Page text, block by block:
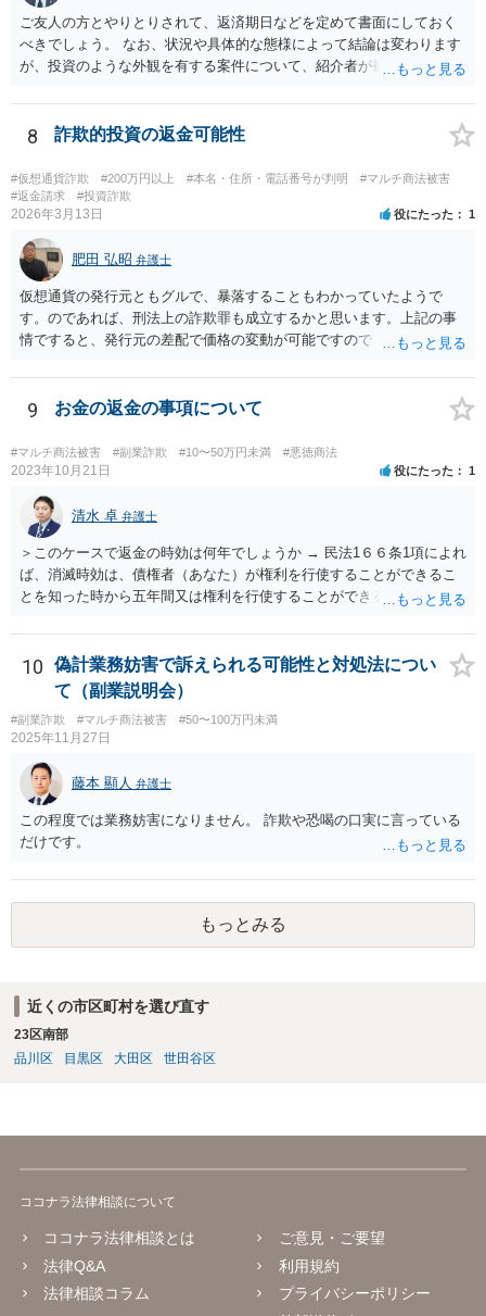
ご友人の方とやりとりされて、返済期日などを定めて書面にしておく
べきでしょう。 なお、状況や具体的な態様によって結論は変わります
が、投資のような外観を有する案件について、紹介者が被紹介者に対
8 詐欺的投資の返金可能性
#仮想通貨詐欺 #200万円以上 #本名・住所・電話番号が判明
#マルチ商法被害
#返金請求
#投資詐欺
2026年3月13日 役にたった 1
肥田 弘昭 弁護士
仮想通貨の発行元ともグルで、暴落することもわかっていたようで
す。のであれば、刑法上の詐欺罪も成立するかと思います。上記の事
情ですると、発行元の差配で価格の変動が可能ですので「投資」では
行為については、不法行為に基づく損害賠償、不当利得返還請求など
が考えられます。知人やファンドリーダーを共同不法行為者として、
9 お金の返金の事項について
#マルチ商法被害 #副業詐欺 #10〜50万円未満 #悪徳商法
2023年10月21日 役にたった 1
清水 卓 弁護士
＞このケースで返金の時効は何年でしょうか → 民法1６６条1項によれ
ば、消滅時効は、債権者（あなた）が権利を行使することができるこ
とを知った時から五年間又は権利を行使することができる時から十年
ときは、時効は更新しされ、その時から新たに進行を開始します。
「電話の音声録音やLINEで相手がお金を返金する内容の文書は残って
います。」とのことですが、これらが権利の承認にあたる可能性もあ
ります。 ＞こんな状態でも返金要求してもいいのでしょうか。 → 相
手方が４５万円をこのまま利得できる法的根拠はないように思われま
す。考えられる回収手段としては、支払督促、少額訴訟、民事調停、
民事訴訟等があります。各手続きにはそれぞれの特徴があるので、一
度、お住まいの地域等の弁護士に相談する等して、ご事案にあった方
法を検討なさってみてはいかがでしょうか。 【参考】お金を払っても
らえない」とお困りの方へ（政府広報オンライン） https://www.gov-o
10
偽計業務妨害で訴えられる可能性と対処法につい
て（副業説明会）
#副業詐欺 #マルチ商法被害 #50〜100万円未満
2025年11月27日
藤本 顯人 弁護士
この程度では業務妨害になりません。 詐欺や恐喝の口実に言っている
だけです。
もっとみる
近くの市区町村を選び直す
23区南部
品川区
目黒区 大田区 世田谷区
ココナラ法律相談について
ココナラ法律相談とは
法律Q&A
法律相談コラム
ご意見・ご要望
利用規約
プライバシーポリシー